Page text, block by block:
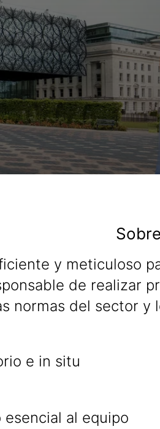
y meticuloso
de realizar
normas del sector
e in situ
al equipo